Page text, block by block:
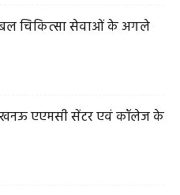
बल चिकित्सा सेवाओं के अगले
एएमसी सेंटर एवं कॉलेज के